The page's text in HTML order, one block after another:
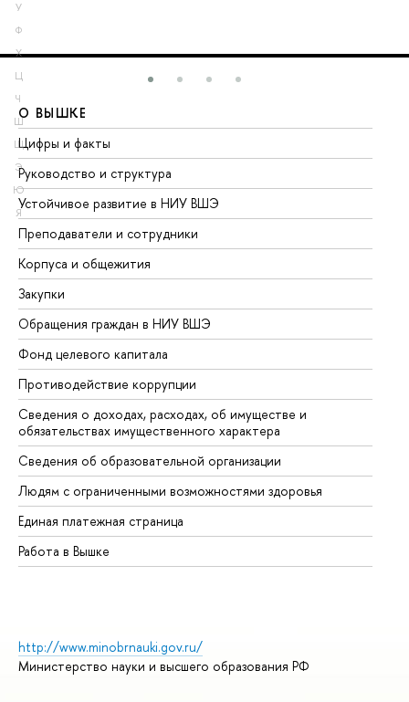
У
Ф
Х
Ц
Ч
Ш
Щ
Э
Ю
Я
О ВЫШКЕ
Цифры и факты
Руководство и структура
Устойчивое развитие в НИУ ВШЭ
Преподаватели и сотрудники
Корпуса и общежития
Закупки
Обращения граждан в НИУ ВШЭ
Фонд целевого капитала
Противодействие коррупции
Сведения о доходах, расходах, об имуществе и
обязательствах имущественного характера
Сведения об образовательной организации
Людям с ограниченными возможностями здоровья
Единая платежная страница
Работа в Вышке
http://www.minobrnauki.gov.ru/
Министерство науки и высшего образования РФ